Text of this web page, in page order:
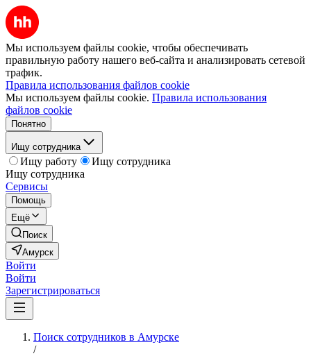
Мы используем файлы cookie, чтобы обеспечивать
правильную работу нашего веб-сайта и анализировать сетевой
трафик.
Правила использования файлов cookie
Мы используем файлы cookie. Правила использования
файлов cookie
Понятно
Ищу сотрудника
Ищу работу
Ищу сотрудника
Ищу сотрудника
Сервисы
Помощь
Ещё
Поиск
Амурск
Войти
Войти
Зарегистрироваться
Поиск сотрудников в Амурске
/